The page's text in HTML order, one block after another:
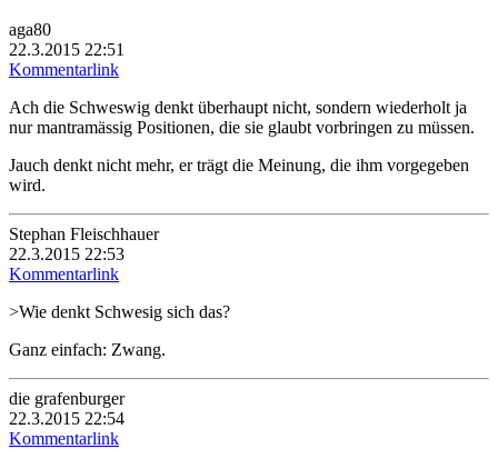
aga80
22.3.2015 22:51
Kommentarlink
Ach die Schweswig denkt überhaupt nicht, sondern wiederholt ja
nur mantramässig Positionen, die sie glaubt vorbringen zu müssen.
Jauch denkt nicht mehr, er trägt die Meinung, die ihm vorgegeben
wird.
Stephan Fleischhauer
22.3.2015 22:53
Kommentarlink
>Wie denkt Schwesig sich das?
Ganz einfach: Zwang.
die grafenburger
22.3.2015 22:54
Kommentarlink